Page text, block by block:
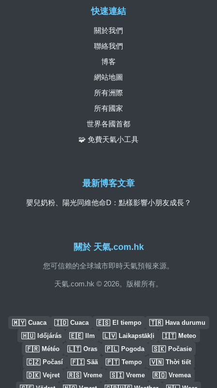
關於 天氣.com.hk
您可信賴的全球城市即時天氣預報來源。
天氣.com.hk © 2026。版權所有。
快速連結
關於我們
聯絡我們
博客
網站地圖
所有洲際
所有國家
世界各國首都
🧩 免費天氣小工具
最新博客文章
嬰兒奶粉、陽光同維他命D：點樣影響小朋友成長？
🇲🇾 Cuaca 🇮🇩 Cuaca 🇪🇸 El tiempo 🇹🇷 Hava durumu
🇭🇺 Időjárás 🇪🇪 Ilm 🇱🇻 Laikapstākļi 🇮🇹 Meteo
🇫🇷 Météo 🇱🇹 Oras 🇵🇱 Pogoda 🇸🇰 Počasie
🇨🇿 Počasí 🇫🇮 Sää 🇵🇹 Tempo 🇻🇳 Thời tiết
🇩🇰 Vejret 🇷🇸 Vreme 🇸🇮 Vreme 🇷🇴 Vremea